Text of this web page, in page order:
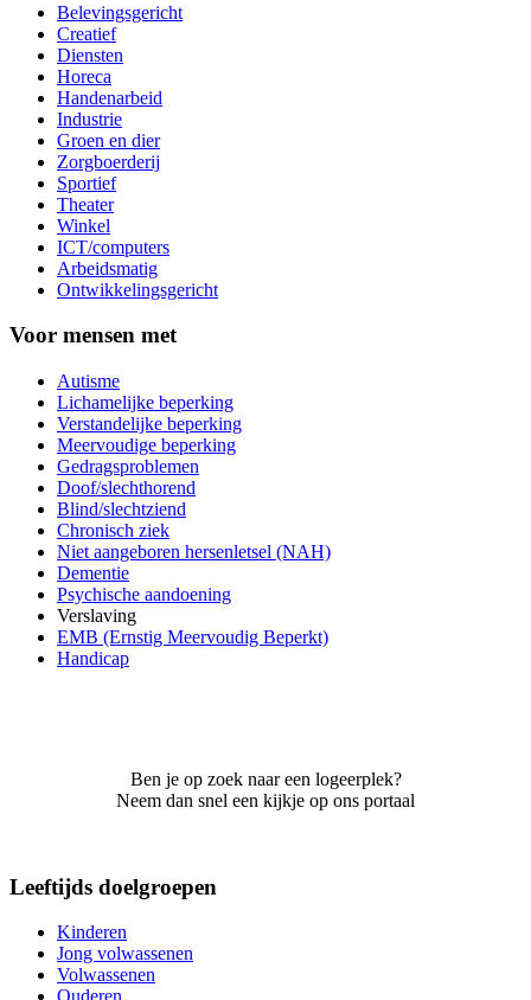
Belevingsgericht
Creatief
Diensten
Horeca
Handenarbeid
Industrie
Groen en dier
Zorgboerderij
Sportief
Theater
Winkel
ICT/computers
Arbeidsmatig
Ontwikkelingsgericht
Voor mensen met
Autisme
Lichamelijke beperking
Verstandelijke beperking
Meervoudige beperking
Gedragsproblemen
Doof/slechthorend
Blind/slechtziend
Chronisch ziek
Niet aangeboren hersenletsel (NAH)
Dementie
Psychische aandoening
Verslaving
EMB (Ernstig Meervoudig Beperkt)
Handicap
Ben je op zoek naar een logeerplek?
Neem dan snel een kijkje op ons portaal
Leeftijds doelgroepen
Kinderen
Jong volwassenen
Volwassenen